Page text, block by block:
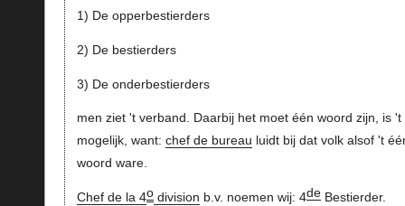
1) De opperbestierders
2) De bestierders
3) De onderbestierders
men ziet 't verband. Daarbij het moet één woord zijn, is 't
mogelijk, want: chef de bureau luidt bij dat volk alsof 't
woord ware.
Chef de la 4odivision b.v. noemen wij: 4deBestierder.